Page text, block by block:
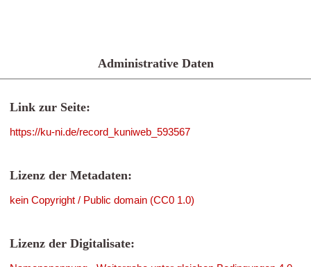
Administrative Daten
Link zur Seite:
https://ku-ni.de/record_kuniweb_593567
Lizenz der Metadaten:
kein Copyright / Public domain (CC0 1.0)
Lizenz der Digitalisate: